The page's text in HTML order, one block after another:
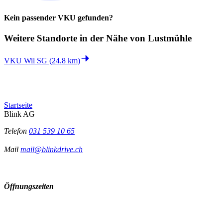
Kein passender VKU gefunden?
Weitere Standorte in der Nähe von Lustmühle
VKU Wil SG (24.8 km)
Startseite
Blink AG
Telefon 031 539 10 65
Mail mail@blinkdrive.ch
Öffnungszeiten